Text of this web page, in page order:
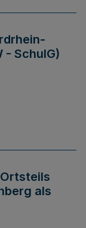
- SchulG)
als